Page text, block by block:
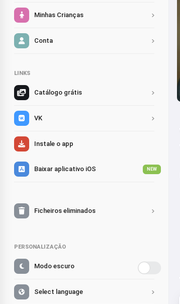
Minhas Crianças
Conta
LINKS
Catálogo grátis
VK
Instale o app
Baixar aplicativo iOS NEW
Ficheiros eliminados
PERSONALIZAÇÃO
Modo escuro
Select language